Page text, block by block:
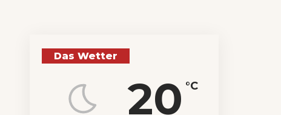
Das Wetter
20 °C